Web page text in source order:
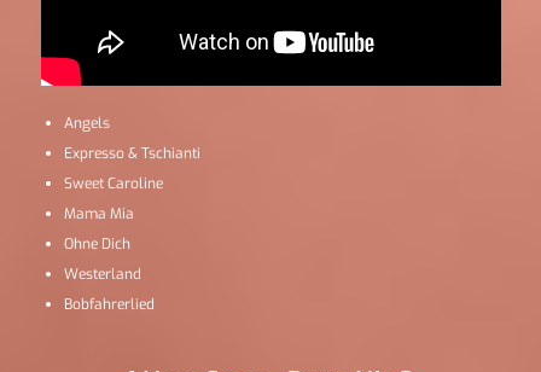
Angels
Expresso & Tschianti
Sweet Caroline
Mama Mia
Ohne Dich
Westerland
Bobfahrerlied